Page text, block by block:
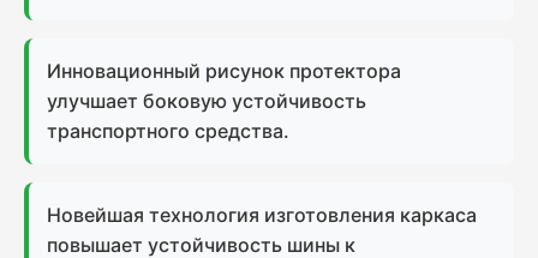
Инновационный рисунок протектора
улучшает боковую устойчивость
транспортного средства.
Новейшая технология изготовления каркаса
повышает устойчивость шины к